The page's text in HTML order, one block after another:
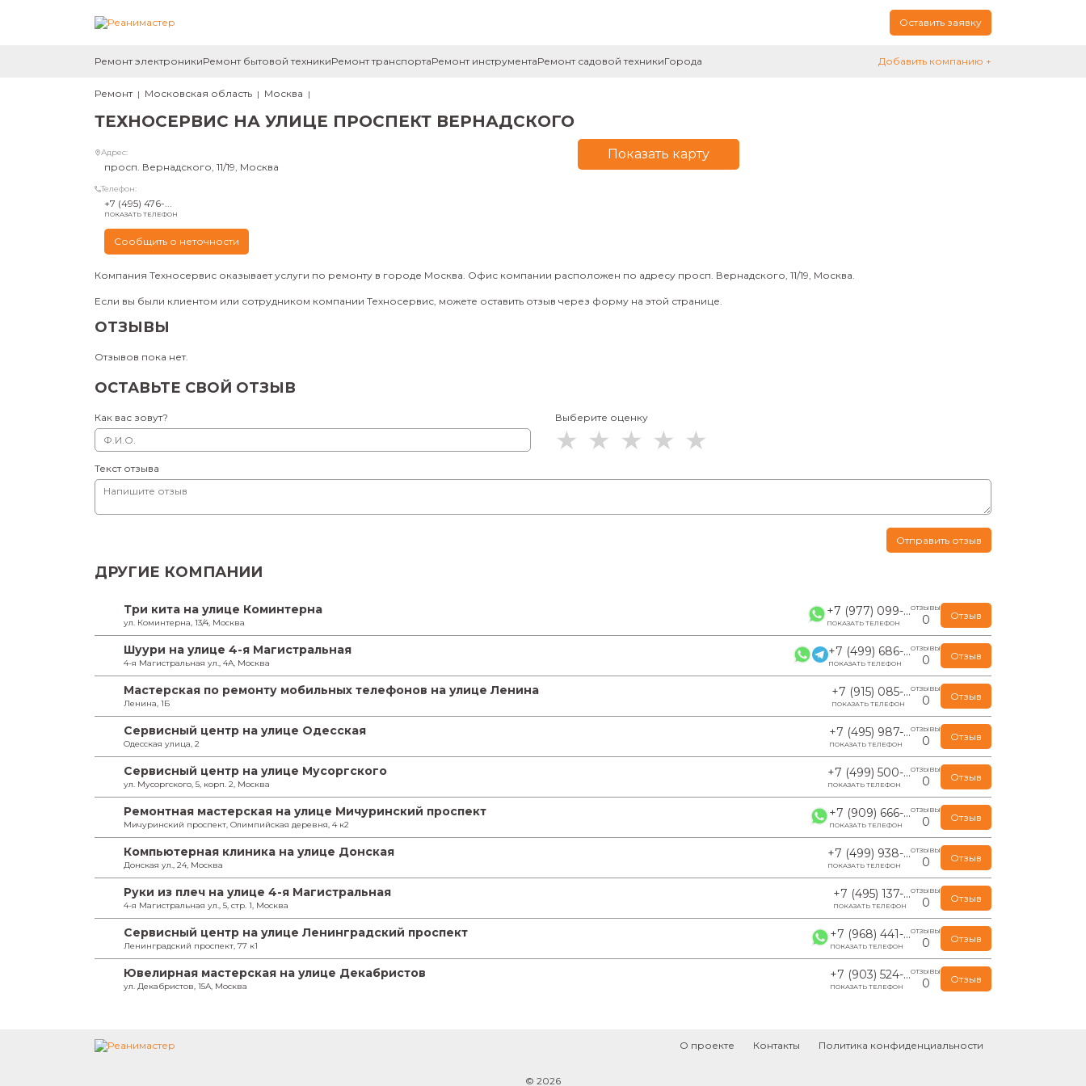
Оставить заявку
Ремонт электроникиРемонт бытовой техникиРемонт транспортаРемонт инструментаРемонт садовой техникиГорода Добавить компанию +
Ремонт Московская область Москва
ТЕХНОСЕРВИС НА УЛИЦЕ ПРОСПЕКТ ВЕРНАДСКОГО
Адрес:
просп. Вернадского, 11/19, Москва
Телефон:
+7 (495) 476-...
ПОКАЗАТЬ ТЕЛЕФОН
Сообщить о неточности
Показать карту
Компания Техносервис оказывает услуги по ремонту в городе Москва. Офис компании расположен по адресу просп. Вернадского, 11/19, Москва.
Если вы были клиентом или сотрудником компании Техносервис, можете оставить отзыв через форму на этой странице.
ОТЗЫВЫ
Отзывов пока нет.
ОСТАВЬТЕ СВОЙ ОТЗЫВ
Как вас зовут? Выберите оценку
Текст отзыва
Отправить отзыв
ДРУГИЕ КОМПАНИИ
Три кита на улице Коминтерна
ул. Коминтерна, 13/4, Москва
+7 (977) 099-...
ПОКАЗАТЬ ТЕЛЕФОН
ОТЗЫВЫ
0 Отзыв
Шуури на улице 4-я Магистральная
4-я Магистральная ул., 4А, Москва
+7 (499) 686-...
ПОКАЗАТЬ ТЕЛЕФОН
ОТЗЫВЫ
0 Отзыв
Мастерская по ремонту мобильных телефонов на улице Ленина
Ленина, 1Б
+7 (915) 085-...
ПОКАЗАТЬ ТЕЛЕФОН
ОТЗЫВЫ
0 Отзыв
Сервисный центр на улице Одесская
Одесская улица, 2
+7 (495) 987-...
ПОКАЗАТЬ ТЕЛЕФОН
ОТЗЫВЫ
0 Отзыв
Сервисный центр на улице Мусоргского
ул. Мусоргского, 5, корп. 2, Москва
+7 (499) 500-...
ПОКАЗАТЬ ТЕЛЕФОН
ОТЗЫВЫ
0 Отзыв
Ремонтная мастерская на улице Мичуринский проспект
Мичуринский проспект, Олимпийская деревня, 4 к2
+7 (909) 666-...
ПОКАЗАТЬ ТЕЛЕФОН
ОТЗЫВЫ
0 Отзыв
Компьютерная клиника на улице Донская
Донская ул., 24, Москва
+7 (499) 938-...
ПОКАЗАТЬ ТЕЛЕФОН
ОТЗЫВЫ
0 Отзыв
Руки из плеч на улице 4-я Магистральная
4-я Магистральная ул., 5, стр. 1, Москва
+7 (495) 137-...
ПОКАЗАТЬ ТЕЛЕФОН
ОТЗЫВЫ
0 Отзыв
Сервисный центр на улице Ленинградский проспект
Ленинградский проспект, 77 к1
+7 (968) 441-...
ПОКАЗАТЬ ТЕЛЕФОН
ОТЗЫВЫ
0 Отзыв
Ювелирная мастерская на улице Декабристов
ул. Декабристов, 15А, Москва
+7 (903) 524-...
ПОКАЗАТЬ ТЕЛЕФОН
ОТЗЫВЫ
0 Отзыв
О проекте Контакты Политика конфиденциальности
© 2026